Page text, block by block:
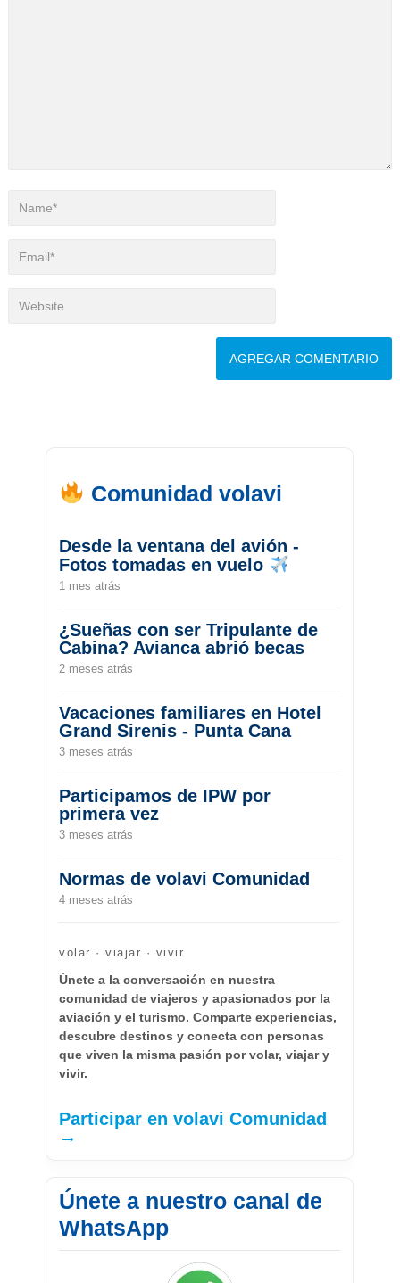
Comunidad volavi
Desde la ventana del avión -
Fotos tomadas en vuelo
1 mes atrás
¿Sueñas con ser Tripulante de
Cabina? Avianca abrió becas
2 meses atrás
Vacaciones familiares en Hotel
Grand Sirenis - Punta Cana
3 meses atrás
Participamos de IPW por
primera vez
3 meses atrás
Normas de volavi Comunidad
4 meses atrás
volar · viajar · vivir
Únete a la conversación en nuestra
comunidad de viajeros y apasionados por la
aviación y el turismo. Comparte experiencias,
descubre destinos y conecta con personas
que viven la misma pasión por volar, viajar y
vivir.
Participar en volavi Comunidad
→
Únete a nuestro canal de
WhatsApp